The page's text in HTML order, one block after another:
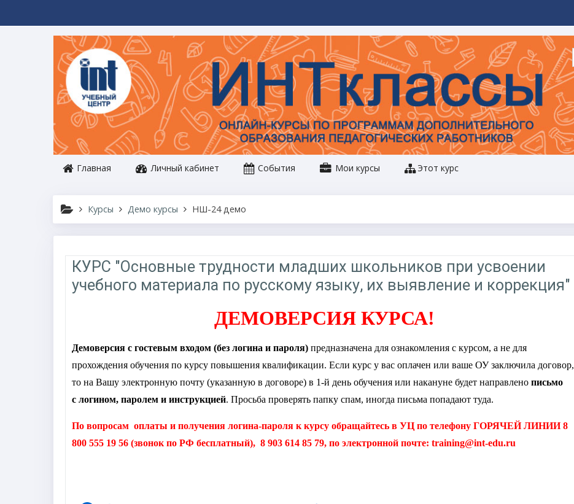
Главная Личный кабинет События Мои курсы Этот курс
Курсы Демо курсы НШ-24 демо
Тематический план
КУРС "Основные трудности младших школьников при усвоении
учебного материала по русскому языку, их выявление и коррекция"
ДЕМОВЕРСИЯ КУРСА!
Демоверсия с гостевым входом (без логина и пароля) предназначена для ознакомления с курсом, а не для
прохождения обучения по курсу повышения квалификации. Если курс у вас оплачен или ваше ОУ заключила договор,
то на Вашу электронную почту (указанную в договоре) в 1-й день обучения или накануне будет направлено письмо
с логином, паролем и инструкцией. Просьба проверять папку спам, иногда письма попадают туда.
По вопросам оплаты и получения логина-пароля к курсу обращайтесь в УЦ по телефону ГОРЯЧЕЙ ЛИНИИ 8
800 555 19 56 (звонок по РФ бесплатный), 8 903 614 85 79, по электронной почте: training@int-edu.ru